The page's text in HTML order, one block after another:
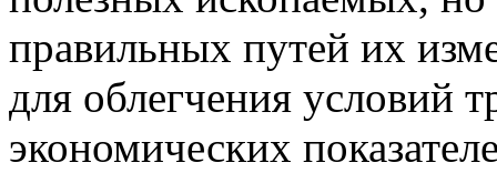
правильных путей их
для облегчения условий
экономических